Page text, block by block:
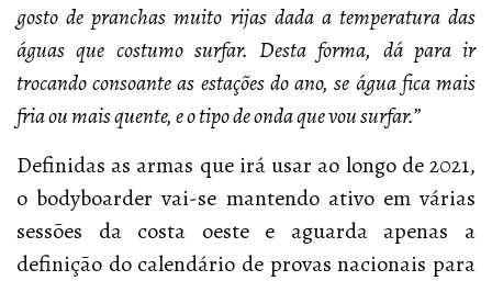
gosto de pranchas muito rijas dada a temperatura das
águas que costumo surfar. Desta forma, dá para ir
trocando consoante as estações do ano, se água fica mais
fria ou mais quente, e o tipo de onda que vou surfar.”
Definidas as armas que irá usar ao longo de 2021,
o bodyboarder vai-se mantendo ativo em várias
sessões da costa oeste e aguarda apenas a
definição do calendário de provas nacionais para